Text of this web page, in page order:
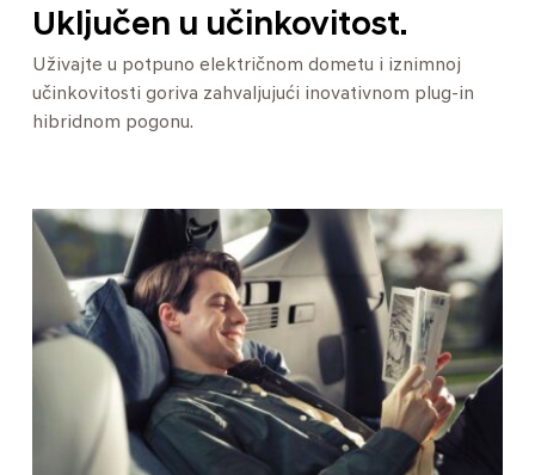
Uključen u učinkovitost.
Uživajte u potpuno električnom dometu i iznimnoj
učinkovitosti goriva zahvaljujući inovativnom plug-in
hibridnom pogonu.